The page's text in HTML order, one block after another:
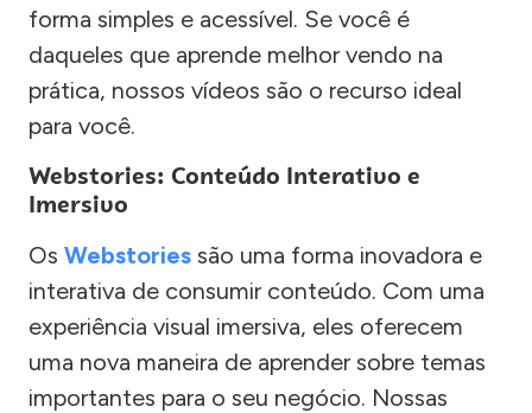
forma simples e acessível. Se você é
daqueles que aprende melhor vendo na
prática, nossos vídeos são o recurso ideal
para você.
Webstories: Conteúdo Interativo e
Imersivo
Os Webstories são uma forma inovadora e
interativa de consumir conteúdo. Com uma
experiência visual imersiva, eles oferecem
uma nova maneira de aprender sobre temas
importantes para o seu negócio. Nossas